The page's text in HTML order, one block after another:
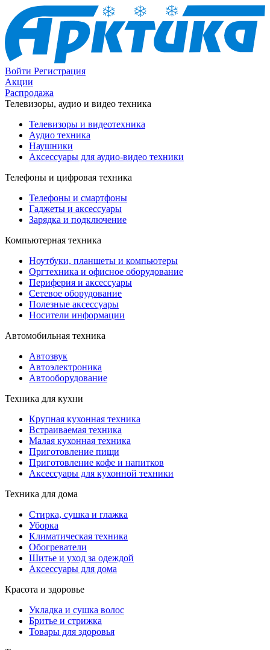
Войти Регистрация
Акции
Распродажа
Телевизоры, аудио и видео техника
Телевизоры и видеотехника
Аудио техника
Наушники
Аксессуары для аудио-видео техники
Телефоны и цифровая техника
Телефоны и смартфоны
Гаджеты и аксессуары
Зарядка и подключение
Компьютерная техника
Ноутбуки, планшеты и компьютеры
Оргтехника и офисное оборудование
Периферия и аксессуары
Cетевое оборудование
Полезные аксессуары
Носители информации
Автомобильная техника
Автозвук
Автоэлектроника
Автооборудование
Техника для кухни
Крупная кухонная техника
Встраиваемая техника
Малая кухонная техника
Приготовление пищи
Приготовление кофе и напитков
Аксессуары для кухонной техники
Техника для дома
Стирка, сушка и глажка
Уборка
Климатическая техника
Обогреватели
Шитье и уход за одеждой
Аксессуары для дома
Красота и здоровье
Укладка и сушка волос
Бритье и стрижка
Товары для здоровья